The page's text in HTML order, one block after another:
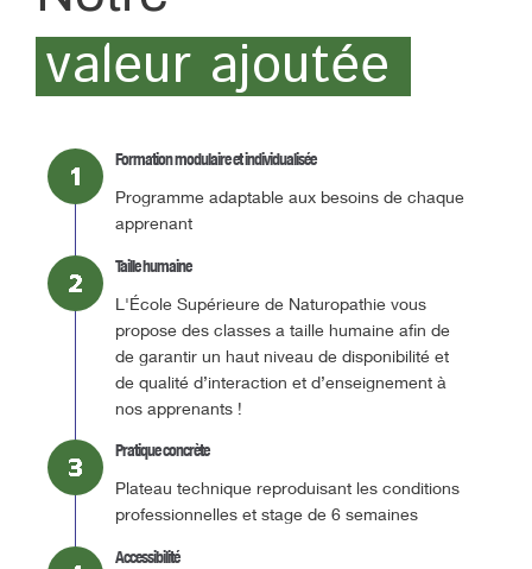
valeur ajoutée
Formation modulaire et individualisée
Programme adaptable aux besoins de chaque
apprenant
Taille humaine
L'École Supérieure de Naturopathie vous
propose des classes a taille humaine afin de
de garantir un haut niveau de disponibilité et
de qualité d’interaction et d’enseignement à
nos apprenants !
Pratique concrète
Plateau technique reproduisant les conditions
professionnelles et stage de 6 semaines
Accessibilité